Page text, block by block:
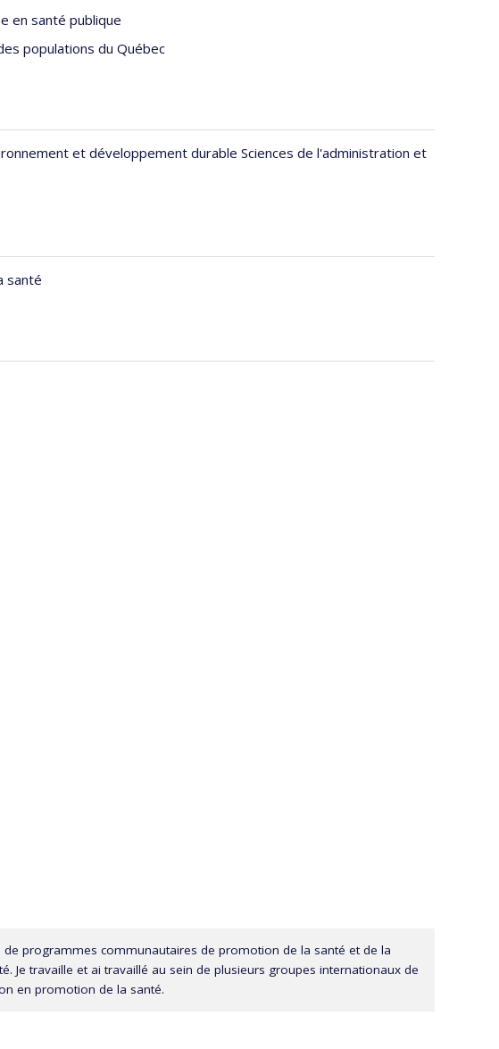
publique
en santé publique
populations du Québec
et développement durable Sciences de l'administration et
santé
de programmes communautaires de promotion de la santé et de la
Je travaille et ai travaillé au sein de plusieurs groupes internationaux de
en promotion de la santé.